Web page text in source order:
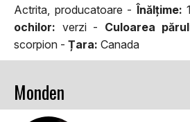
Actrita, producatoare -Înălţime:
ochilor: verzi - Culoarea
scorpion - Țara: Canada
Monden